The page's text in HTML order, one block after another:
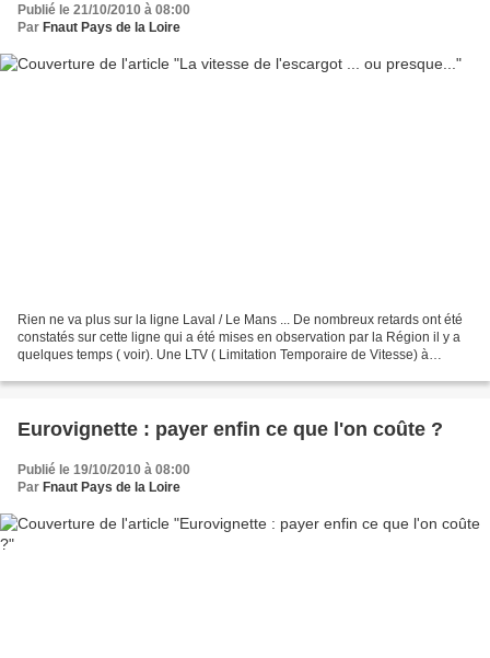
Publié le 21/10/2010 à 08:00
Par Fnaut Pays de la Loire
Rien ne va plus sur la ligne Laval / Le Mans ... De nombreux retards ont été
constatés sur cette ligne qui a été mises en observation par la Région il y a
quelques temps ( voir). Une LTV ( Limitation Temporaire de Vitesse) à
Eurovignette : payer enfin ce que l'on coûte ?
Publié le 19/10/2010 à 08:00
Par Fnaut Pays de la Loire